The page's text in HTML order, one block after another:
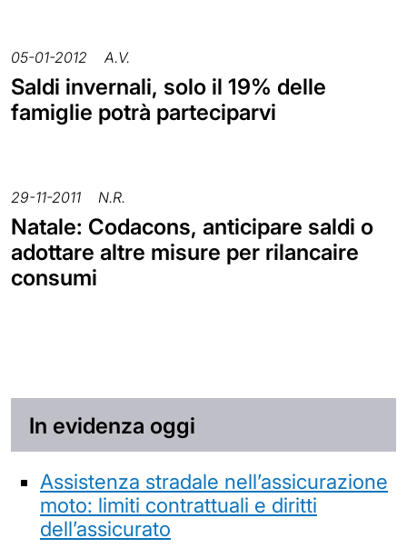
05-01-2012 A.V.
Saldi invernali, solo il 19% delle
famiglie potrà parteciparvi
29-11-2011 N.R.
Natale: Codacons, anticipare saldi o
adottare altre misure per rilancaire
consumi
In evidenza oggi
Assistenza stradale nell’assicurazione
moto: limiti contrattuali e diritti
dell’assicurato